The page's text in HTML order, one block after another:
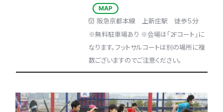
MAP
阪急京都本線 上新庄駅 徒歩５分
※無料駐車場あり ※会場は「2Fコート」に
なります。フットサルコートは別の場所に複
数ございますのでご注意ください。